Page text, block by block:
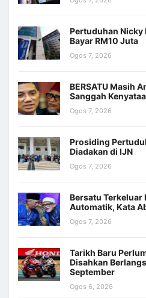
Pertuduhan Nicky
Bayar RM10 Juta
Ogos 7, 2026
BERSATU Masih
Sanggah
Ogos 7, 2026
Prosiding
Diadakan di IJN
Ogos 7, 2026
Bersatu Terkeluar
Automatik, Kata
Ogos 7, 2026
Tarikh Baru
Disahkan
September
Ogos 6, 2026